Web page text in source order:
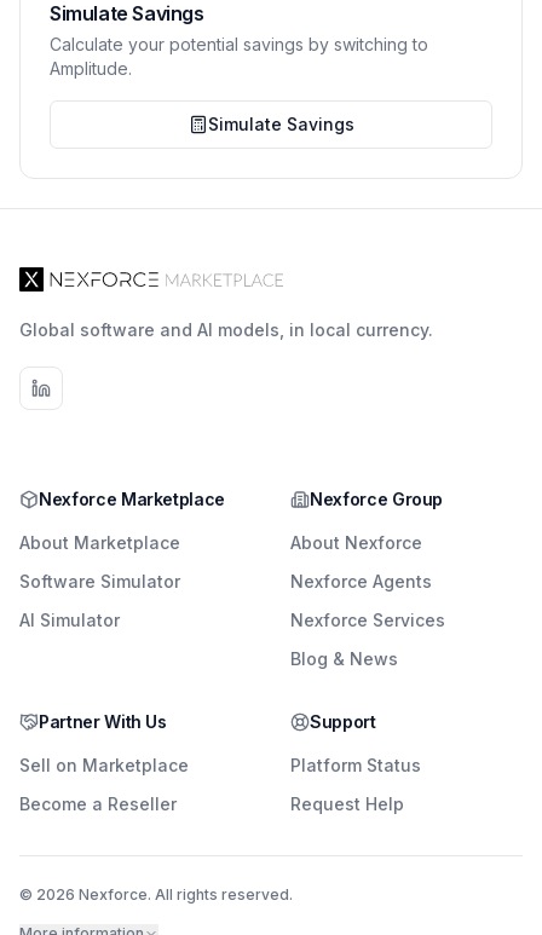
Simulate Savings
Calculate your potential savings by switching to
Amplitude.
Simulate Savings
Global software and AI models, in local currency.
Nexforce Marketplace
About Marketplace
Software Simulator
AI Simulator
Nexforce Group
About Nexforce
Nexforce Agents
Nexforce Services
Blog & News
Partner With Us
Sell on Marketplace
Become a Reseller
Support
Platform Status
Request Help
© 2026 Nexforce. All rights reserved.